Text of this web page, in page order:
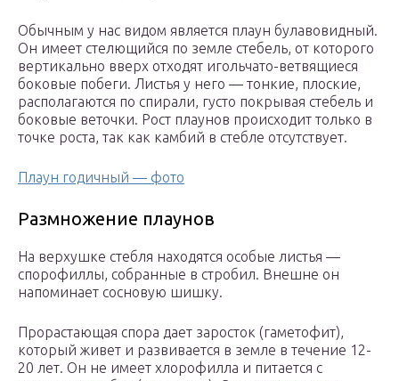
Обычным у нас видом является плаун булавовидный.
Он имеет стелющийся по земле стебель, от которого
вертикально вверх отходят игольчато-ветвящиеся
боковые побеги. Листья у него — тонкие, плоские,
располагаются по спирали, густо покрывая стебель и
боковые веточки. Рост плаунов происходит только в
точке роста, так как камбий в стебле отсутствует.
Плаун годичный — фото
Размножение плаунов
На верхушке стебля находятся особые листья —
спорофиллы, собранные в стробил. Внешне он
напоминает сосновую шишку.
Прорастающая спора дает заросток (гаметофит),
который живет и развивается в земле в течение 12-
20 лет. Он не имеет хлорофилла и питается с